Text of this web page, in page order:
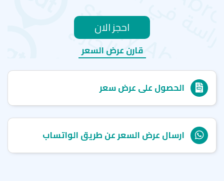
احجز الان
قارن عرض السعر
الحصول على عرض سعر
ارسال عرض السعر عن طريق الواتساب